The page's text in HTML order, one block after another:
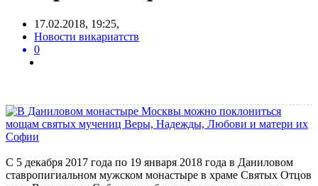
17.02.2018, 19:25,
Новости викариатств
0
С 5 декабря 2017 года по 19 января 2018 года в Даниловом
ставропигиальном мужском монастыре в храме Святых Отцов